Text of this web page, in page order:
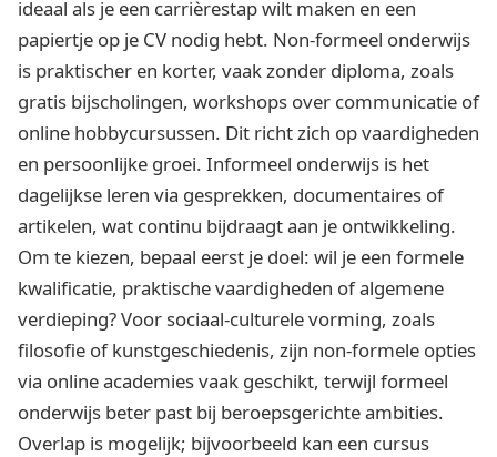
ideaal als je een carrièrestap wilt maken en een
papiertje op je CV nodig hebt. Non-formeel onderwijs
is praktischer en korter, vaak zonder diploma, zoals
gratis bijscholingen, workshops over communicatie of
online hobbycursussen. Dit richt zich op vaardigheden
en persoonlijke groei. Informeel onderwijs is het
dagelijkse leren via gesprekken, documentaires of
artikelen, wat continu bijdraagt aan je ontwikkeling.
Om te kiezen, bepaal eerst je doel: wil je een formele
kwalificatie, praktische vaardigheden of algemene
verdieping? Voor sociaal-culturele vorming, zoals
filosofie of kunstgeschiedenis, zijn non-formele opties
via online academies vaak geschikt, terwijl formeel
onderwijs beter past bij beroepsgerichte ambities.
Overlap is mogelijk; bijvoorbeeld kan een cursus